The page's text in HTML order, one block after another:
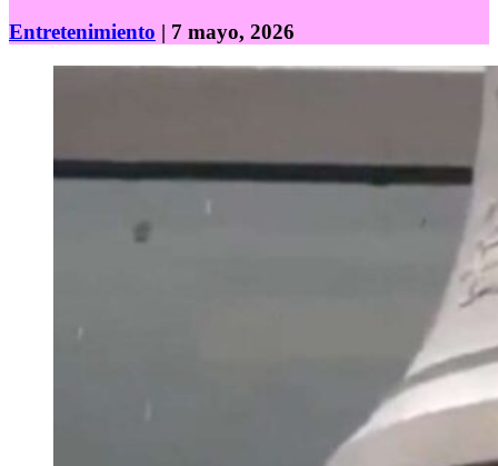
Entretenimiento | 7 mayo, 2026